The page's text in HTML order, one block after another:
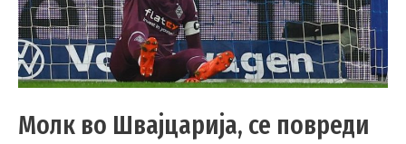
Молк во Швајцарија, се повреди